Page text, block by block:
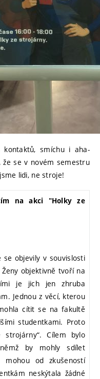
smíchu i aha-
se v novém semestru
lidi, ne stroje!
na akci "Holky ze
objevily v souvislosti
objektivně tvoří na
je jich jen zhruba
Jednou z věcí, kterou
cítit se na fakultě
studentkami. Proto
strojárny“. Cílem bylo
by mohly sdílet
od zkušeností
neskýtala žádné